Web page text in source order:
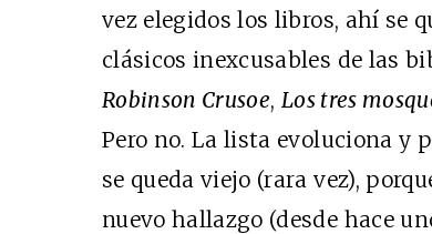
vez elegidos los libros, ahí se
clásicos inexcusables de las
Robinson Crusoe, Los tres
Pero no. La lista evoluciona y
se queda viejo (rara vez),
nuevo hallazgo (desde hace